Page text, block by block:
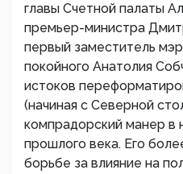
главы Счетной палаты
премьер-министра
первый заместитель
покойного Анатолия
истоков
(начиная с Северной
компрадорский манер в
прошлого века. Его
борьбе за влияние на